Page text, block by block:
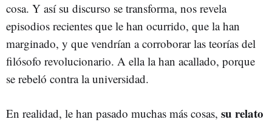
cosa. Y así su discurso se transforma, nos revela
episodios recientes que le han ocurrido, que la han
marginado, y que vendrían a corroborar las teorías del
filósofo revolucionario. A ella la han acallado, porque
se rebeló contra la universidad.
En realidad, le han pasado muchas más cosas, su relato